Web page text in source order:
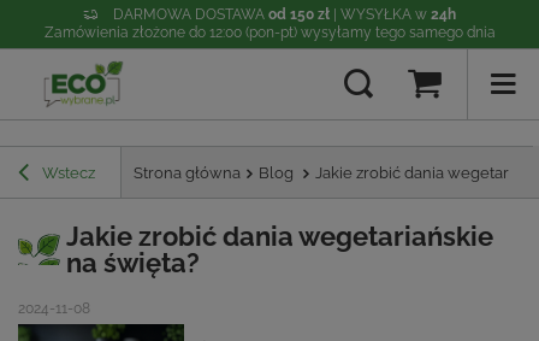
DARMOWA DOSTAWA od 150 zł | WYSYŁKA w 24h
Zamówienia złożone do 12:00 (pon-pt) wysyłamy tego samego dnia
Wstecz Strona główna Blog Jakie zrobić dania
Jakie zrobić dania wegetariańskie
na święta?
2024-11-08